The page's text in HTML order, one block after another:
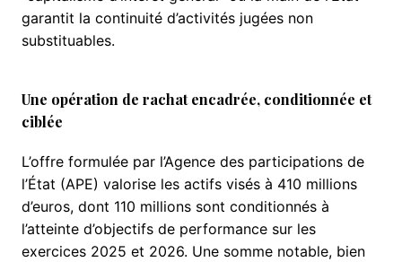
garantit la continuité d’activités jugées non
substituables.
Une opération de rachat encadrée, conditionnée et
ciblée
L’offre formulée par l’Agence des participations de
l’État (APE) valorise les actifs visés à 410 millions
d’euros, dont 110 millions sont conditionnés à
l’atteinte d’objectifs de performance sur les
exercices 2025 et 2026. Une somme notable, bien